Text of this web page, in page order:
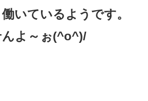
いているようです。
よ～ぉ(^o^)/